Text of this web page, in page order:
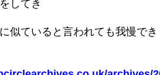
してき
似ていると言われても我慢でき